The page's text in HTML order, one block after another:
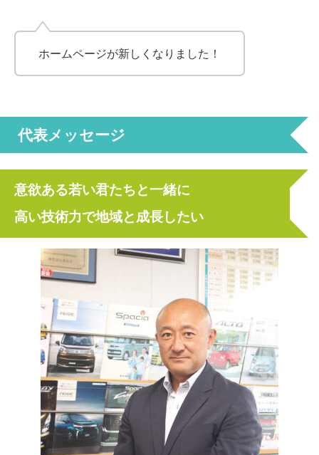
ホームページが新しくなりました！
代表メッセージ
意欲ある若い君たちと一緒に
高い技術力で地域と成長したい